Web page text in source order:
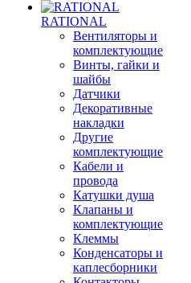
RATIONAL
Вентиляторы и
комплектующие
Винты, гайки и
шайбы
Датчики
Декоративные
накладки
Другие
комплектующие
Кабели и
провода
Катушки душа
Клапаны и
комплектующие
Клеммы
Конденсаторы и
каплесборники